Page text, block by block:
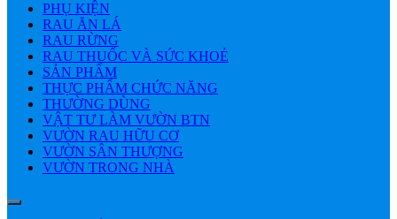
PHỤ KIỆN
RAU ĂN LÁ
RAU RỪNG
RAU THUỐC VÀ SỨC KHOẺ
SẢN PHẨM
THỰC PHẨM CHỨC NĂNG
THƯỜNG DÙNG
VẬT TƯ LÀM VƯỜN BTN
VƯỜN RAU HỮU CƠ
VƯỜN SÂN THƯỢNG
VƯỜN TRONG NHÀ